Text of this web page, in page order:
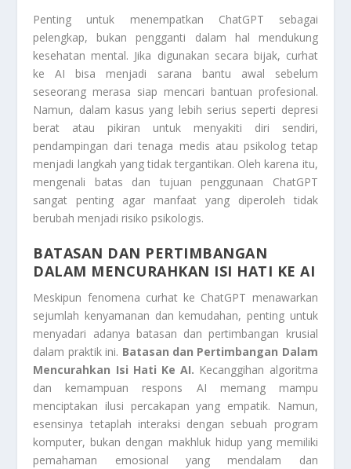
Penting untuk menempatkan ChatGPT sebagai
pelengkap, bukan pengganti dalam hal mendukung
kesehatan mental. Jika digunakan secara bijak, curhat
ke AI bisa menjadi sarana bantu awal sebelum
seseorang merasa siap mencari bantuan profesional.
Namun, dalam kasus yang lebih serius seperti depresi
berat atau pikiran untuk menyakiti diri sendiri,
pendampingan dari tenaga medis atau psikolog tetap
menjadi langkah yang tidak tergantikan. Oleh karena itu,
mengenali batas dan tujuan penggunaan ChatGPT
sangat penting agar manfaat yang diperoleh tidak
berubah menjadi risiko psikologis.
BATASAN DAN PERTIMBANGAN
DALAM MENCURAHKAN ISI HATI KE AI
Meskipun fenomena curhat ke ChatGPT menawarkan
sejumlah kenyamanan dan kemudahan, penting untuk
menyadari adanya batasan dan pertimbangan krusial
dalam praktik ini. Batasan dan Pertimbangan Dalam
Mencurahkan Isi Hati Ke AI. Kecanggihan algoritma
dan kemampuan respons AI memang mampu
menciptakan ilusi percakapan yang empatik. Namun,
esensinya tetaplah interaksi dengan sebuah program
komputer, bukan dengan makhluk hidup yang memiliki
pemahaman emosional yang mendalam dan